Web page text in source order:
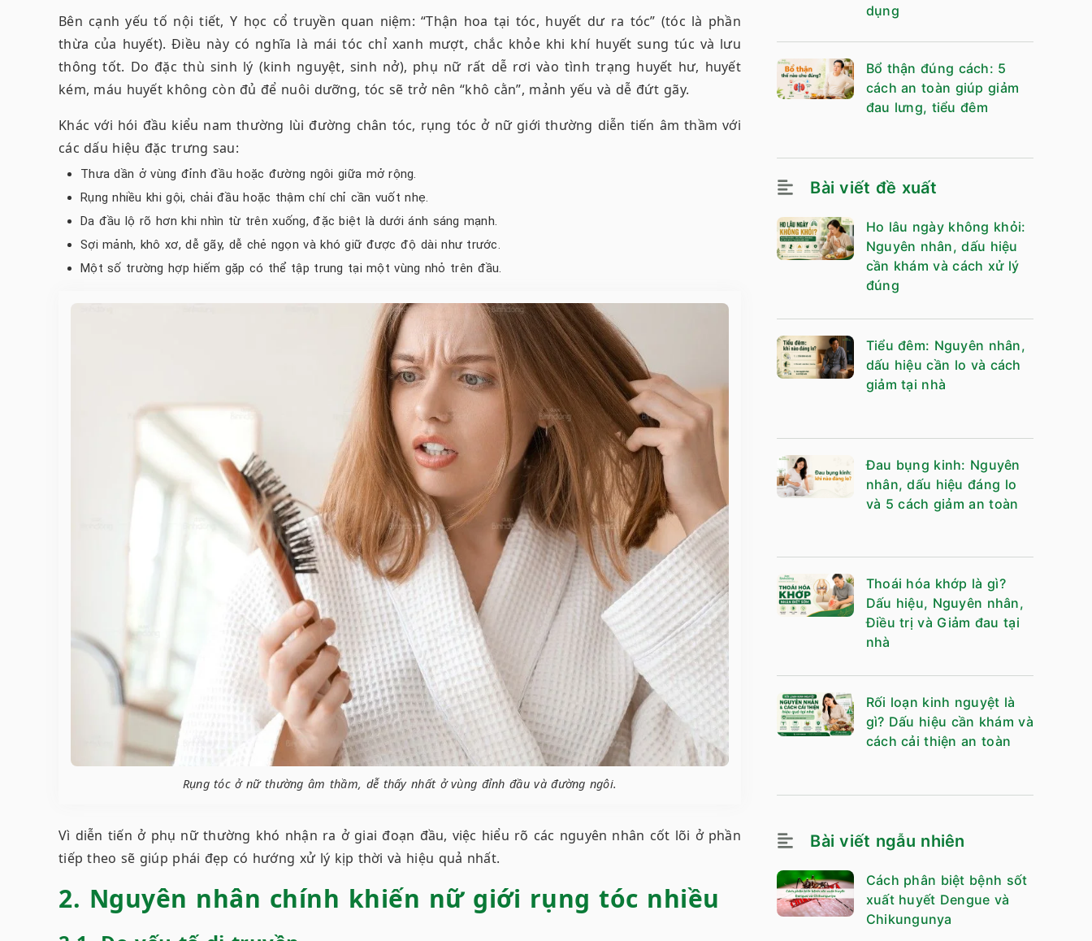
Bên cạnh yếu tố nội tiết, Y học cổ truyền quan niệm: “Thận hoa tại tóc, huyết dư ra tóc” (tóc là phần
thừa của huyết). Điều này có nghĩa là mái tóc chỉ xanh mượt, chắc khỏe khi khí huyết sung túc và lưu
thông tốt. Do đặc thù sinh lý (kinh nguyệt, sinh nở), phụ nữ rất dễ rơi vào tình trạng huyết hư, huyết
kém, máu huyết không còn đủ để nuôi dưỡng, tóc sẽ trở nên “khô cằn”, mảnh yếu và dễ đứt gãy.
Khác với hói đầu kiểu nam thường lùi đường chân tóc, rụng tóc ở nữ giới thường diễn tiến âm thầm với
các dấu hiệu đặc trưng sau:
Thưa dần ở vùng đỉnh đầu hoặc đường ngôi giữa mở rộng.
Rụng nhiều khi gội, chải đầu hoặc thậm chí chỉ cần vuốt nhẹ.
Da đầu lộ rõ hơn khi nhìn từ trên xuống, đặc biệt là dưới ánh sáng mạnh.
Sợi mảnh, khô xơ, dễ gãy, dễ chẻ ngọn và khó giữ được độ dài như trước.
Một số trường hợp hiếm gặp có thể tập trung tại một vùng nhỏ trên đầu.
Rụng tóc ở nữ thường âm thầm, dễ thấy nhất ở vùng đỉnh đầu và đường ngôi.
Vì diễn tiến ở phụ nữ thường khó nhận ra ở giai đoạn đầu, việc hiểu rõ các nguyên nhân cốt lõi ở phần
tiếp theo sẽ giúp phái đẹp có hướng xử lý kịp thời và hiệu quả nhất.
2. Nguyên nhân chính khiến nữ giới rụng tóc nhiều
dụng
Bổ thận đúng cách: 5
cách an toàn giúp giảm
đau lưng, tiểu đêm
Bài viết đề xuất
Ho lâu ngày không khỏi:
Nguyên nhân, dấu hiệu
cần khám và cách xử lý
đúng
Tiểu đêm: Nguyên nhân,
dấu hiệu cần lo và cách
giảm tại nhà
Đau bụng kinh: Nguyên
nhân, dấu hiệu đáng lo
và 5 cách giảm an toàn
Thoái hóa khớp là gì?
Dấu hiệu, Nguyên nhân,
Điều trị và Giảm đau tại
nhà
Rối loạn kinh nguyệt là
gì? Dấu hiệu cần khám và
cách cải thiện an toàn
Bài viết ngẫu nhiên
Cách phân biệt bệnh sốt
xuất huyết Dengue và
Chikungunya